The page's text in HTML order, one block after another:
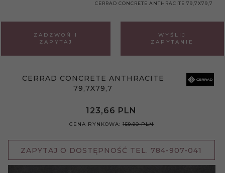
CERRAD CONCRETE ANTHRACITE 79,7X79,7
ZADZWOŃ I
ZAPYTAJ
WYŚLIJ
ZAPYTANIE
CERRAD CONCRETE ANTHRACITE
79,7X79,7
123,66 PLN
CENA RYNKOWA: 159.90 PLN
ZAPYTAJ O DOSTĘPNOŚĆ TEL. 784-907-041